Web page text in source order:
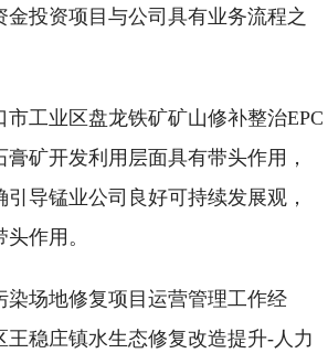
金投资项目与公司具有业务流程之
市工业区盘龙铁矿矿山修补整治EPC
矿开发利用层面具有带头作用，
导锰业公司良好可持续发展观，
作用。
染场地修复项目运营管理工作经
王稳庄镇水生态修复改造提升-人力